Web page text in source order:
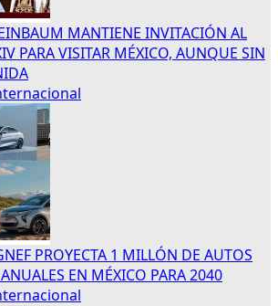
MANTIENE INVITACIÓN AL
PARA VISITAR MÉXICO, AUNQUE SIN
PROYECTA 1 MILLÓN DE AUTOS
EN MÉXICO PARA 2040